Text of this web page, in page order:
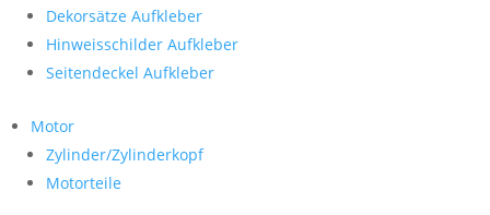
Dekorsätze Aufkleber
Hinweisschilder Aufkleber
Seitendeckel Aufkleber
Motor
Zylinder/Zylinderkopf
Motorteile